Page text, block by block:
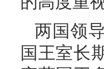
两国领
国王室长